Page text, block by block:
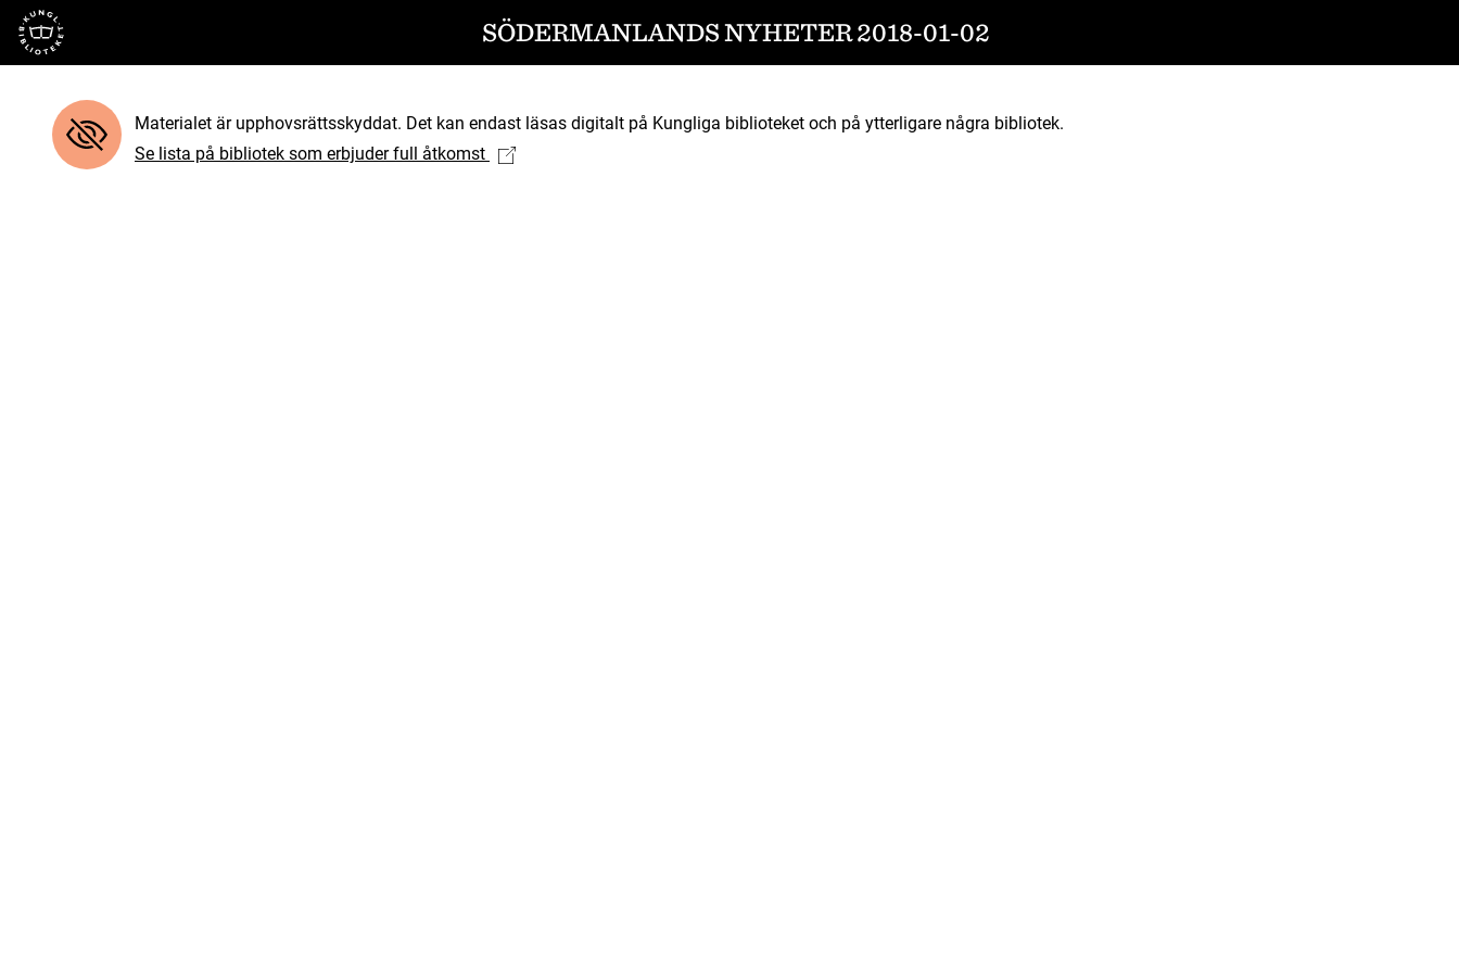
Till startsidan SÖDERMANLANDS NYHETER 2018-01-02
Materialet är upphovsrättsskyddat. Det kan endast läsas digitalt på Kungliga biblioteket och på ytterligare några bibliotek.
Se lista på bibliotek som erbjuder full åtkomst